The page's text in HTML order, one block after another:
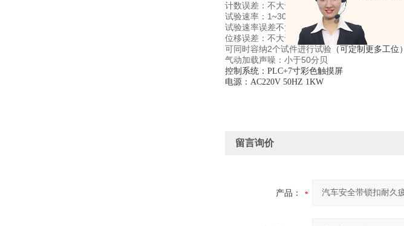
计数误差：不大于±1次/min
试验速率：1 ~30次/min（可调整）
试验速率误差不大于1.0,
位移误差：不大于1mm
可同时容纳2个试件进行试验 （可定制更多工位）
气动加载声噪：小于50分贝
控制系统： PLC+7寸彩色触摸屏
电源： AC220V 50HZ 1KW
留言询价
产品：